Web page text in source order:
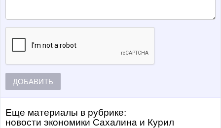
ДОБАВИТЬ
Еще материалы в рубрике:
Новости экономики Сахалина и Курил